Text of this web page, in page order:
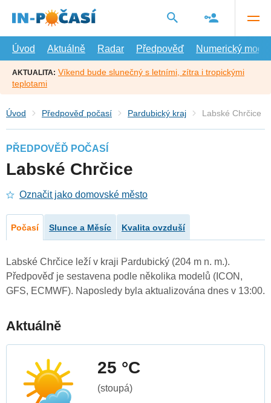
hlavní
Úvod
Aktuálně Radar Předpověď Numerický model
AKTUALITA: Víkend bude slunečný s letními, zítra i tropickými
teplotami
Úvod Předpověď počasí Pardubický kraj Labské Chrčice
PŘEDPOVĚĎ POČASÍ
Labské Chrčice
Označit jako domovské město
Počasí Slunce a Měsíc Kvalita ovzduší
Labské Chrčice leží v kraji Pardubický (204 m n. m.).
Předpověď je sestavena podle několika modelů (ICON,
GFS, ECMWF). Naposledy byla aktualizována dnes v 13:00.
Aktuálně
25 °C
(stoupá)